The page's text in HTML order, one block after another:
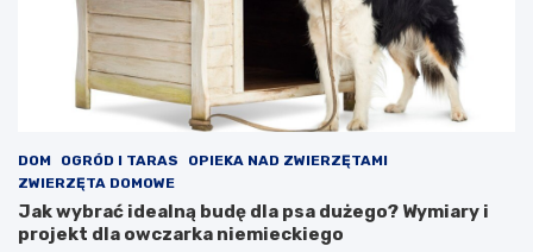
DOM OGRÓD I TARAS
OPIEKA NAD ZWIERZĘTAMI
ZWIERZĘTA DOMOWE
Jak wybrać idealną budę dla psa dużego? Wymiary i
projekt dla owczarka niemieckiego